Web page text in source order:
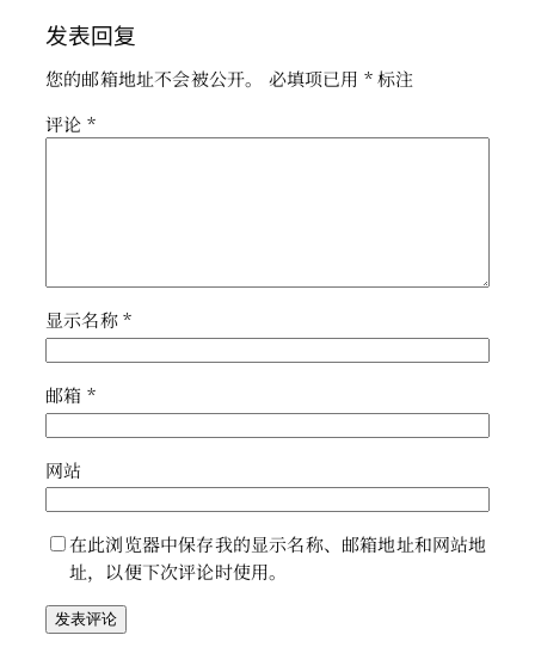
发表回复
您的邮箱地址不会被公开。 必填项已用 *标注
评论 *
显示名称*
邮箱 *
网站
在此浏览器中保存我的显示名称、邮箱地址和网站地
址，以便下次评论时使用。